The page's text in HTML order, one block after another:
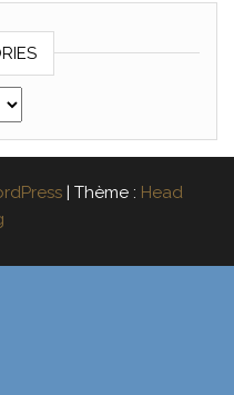
| Thème : Head